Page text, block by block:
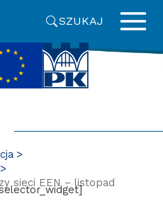
SZUKAJ
sieci EEN – listopad